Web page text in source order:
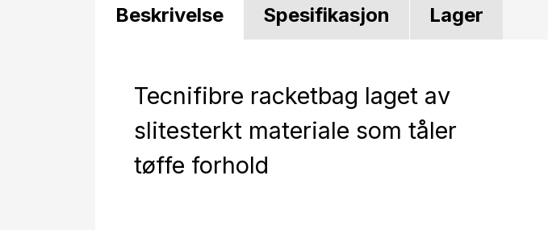
Beskrivelse Spesifikasjon Lager
Tecnifibre racketbag laget av
slitesterkt materiale som tåler
tøffe forhold